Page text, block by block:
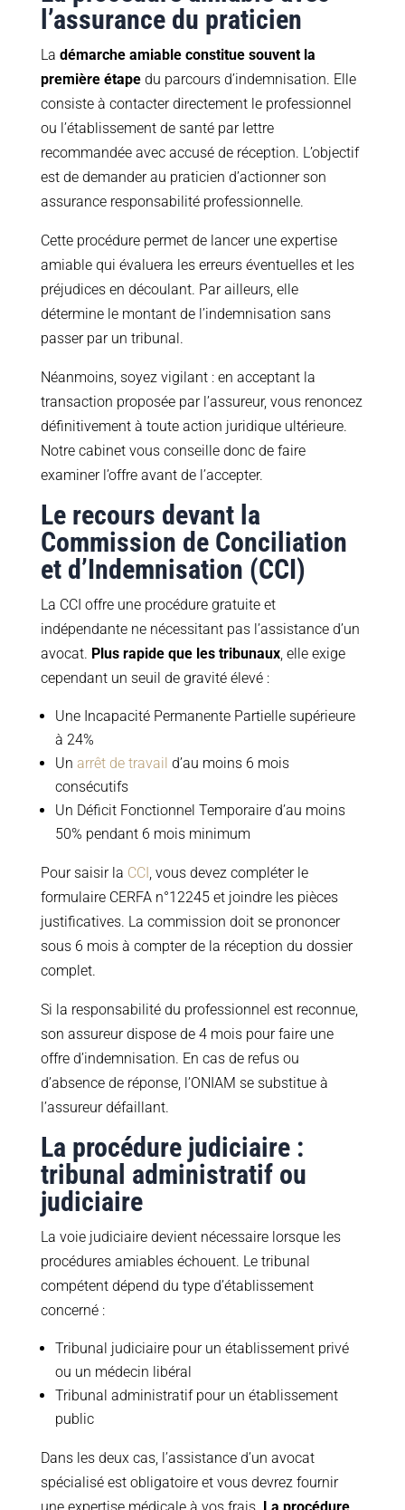
l’assurance du praticien
La démarche amiable constitue souvent la
première étapedu parcours d’indemnisation. Elle
consiste à contacter directement le professionnel
ou l’établissement de santé par lettre
recommandée avec accusé de réception. L’objectif
est de demander au praticien d’actionner son
assurance responsabilité professionnelle.
Cette procédure permet de lancer une expertise
amiable qui évaluera les erreurs éventuelles et les
préjudices en découlant. Par ailleurs, elle
détermine le montant de l’indemnisation sans
passer par un tribunal.
Néanmoins, soyez vigilant : en acceptant la
transaction proposée par l’assureur, vous renoncez
définitivement à toute action juridique ultérieure.
Notre cabinet vous conseille donc de faire
examiner l’offre avant de l’accepter.
Le recours devant la
Commission de Conciliation
et d’Indemnisation (CCI)
La CCI offre une procédure gratuite et
indépendante ne nécessitant pas l’assistance d’un
avocat. Plus rapide que les tribunaux, elle exige
cependant un seuil de gravité élevé :
Une Incapacité Permanente Partielle supérieure
à 24%
Un arrêt de travail d’au moins 6 mois
consécutifs
Un Déficit Fonctionnel Temporaire d’au moins
50% pendant 6 mois minimum
Pour saisir la CCI, vous devez compléter le
formulaire CERFA n°12245 et joindre les pièces
justificatives. La commission doit se prononcer
sous 6 mois à compter de la réception du dossier
complet.
Si la responsabilité du professionnel est reconnue,
son assureur dispose de 4 mois pour faire une
offre d’indemnisation. En cas de refus ou
d’absence de réponse, l’ONIAM se substitue à
l’assureur défaillant.
La procédure judiciaire :
tribunal administratif ou
judiciaire
La voie judiciaire devient nécessaire lorsque les
procédures amiables échouent. Le tribunal
compétent dépend du type d’établissement
concerné :
Tribunal judiciaire pour un établissement privé
ou un médecin libéral
Tribunal administratif pour un établissement
public
Dans les deux cas, l’assistance d’un avocat
spécialisé est obligatoire et vous devrez fournir